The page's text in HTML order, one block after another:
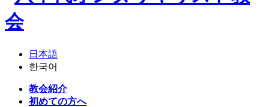
日本語
한국어
教会紹介
初めての方へ